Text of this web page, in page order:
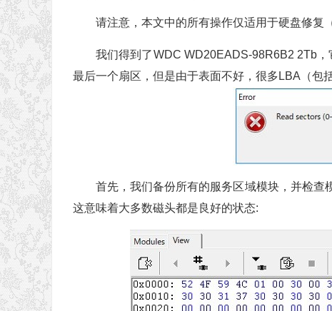
请注意，本文中的所有操作仅适用于硬盘修复
我们得到了WDC WD20EADS-98R6B2 2Tb
最后一个扇区，但是由于表面不好，很多LBA（包
首先，我们备份所有的服务区域模块，并检查
这意味着大多数磁头都是良好的状态: